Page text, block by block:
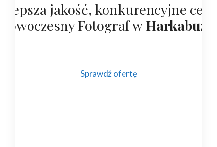
jakość, konkurencyjne ceny
Fotograf w
Sprawdź ofertę